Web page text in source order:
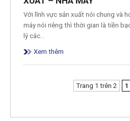
Với lĩnh vực sản xuất nói chung và
máy nói riêng thì thời gian là tiền
lý các…
Xem thêm
Trang 1 trên 2 1